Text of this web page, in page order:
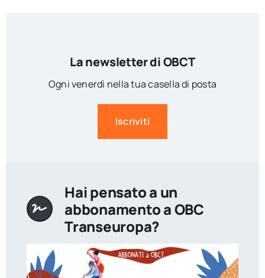
La newsletter di OBCT
Ogni venerdì nella tua casella di posta
Iscriviti
Hai pensato a un
abbonamento a OBC
Transeuropa?